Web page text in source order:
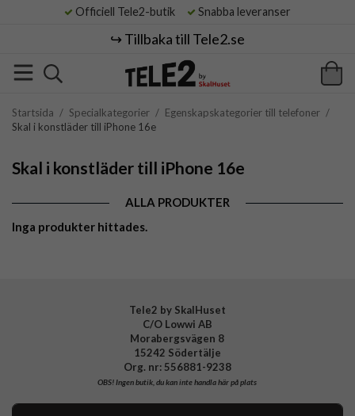
Officiell Tele2-butik Snabba leveranser
↪️ Tillbaka till Tele2.se
Startsida / Specialkategorier / Egenskapskategorier till telefoner /
Skal i konstläder till iPhone 16e
Skal i konstläder till iPhone 16e
ALLA PRODUKTER
Inga produkter hittades.
Tele2 by SkalHuset
C/O Lowwi AB
Morabergsvägen 8
15242 Södertälje
Org. nr: 556881-9238
OBS!Ingen butik, du kan inte handla här på plats